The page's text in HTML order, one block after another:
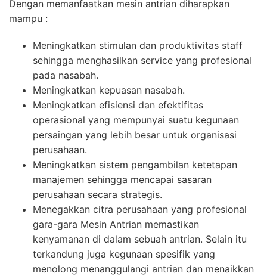
Dengan memanfaatkan mesin antrian diharapkan
mampu :
Meningkatkan stimulan dan produktivitas staff
sehingga menghasilkan service yang profesional
pada nasabah.
Meningkatkan kepuasan nasabah.
Meningkatkan efisiensi dan efektifitas
operasional yang mempunyai suatu kegunaan
persaingan yang lebih besar untuk organisasi
perusahaan.
Meningkatkan sistem pengambilan ketetapan
manajemen sehingga mencapai sasaran
perusahaan secara strategis.
Menegakkan citra perusahaan yang profesional
gara-gara Mesin Antrian memastikan
kenyamanan di dalam sebuah antrian. Selain itu
terkandung juga kegunaan spesifik yang
menolong menanggulangi antrian dan menaikkan